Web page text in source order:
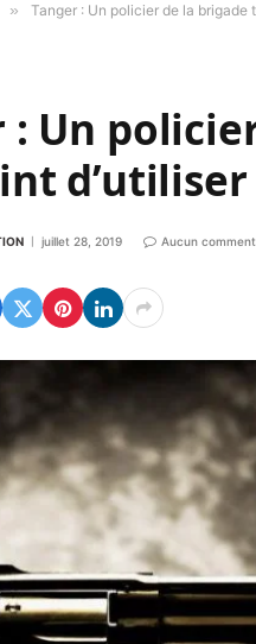
» Tanger : Un policier de la brigade
: Un
juillet 28, 2019 Aucun